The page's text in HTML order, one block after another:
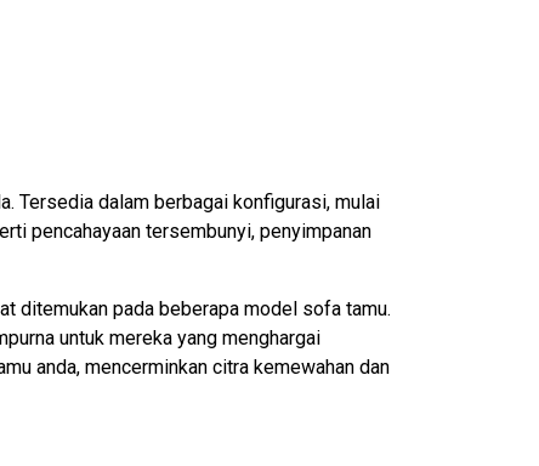
Tersedia dalam berbagai konfigurasi, mulai
pencahayaan tersembunyi, penyimpanan
ditemukan pada beberapa model sofa tamu.
untuk mereka yang menghargai
anda, mencerminkan citra kemewahan dan